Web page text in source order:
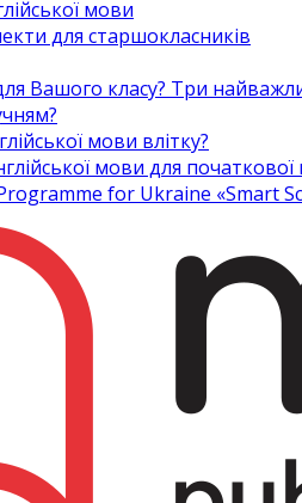
мови
для старшокласників
Вашого класу? Три
мови влітку?
мови для
for Ukraine «Smart